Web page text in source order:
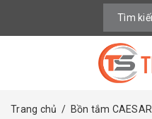
Trang chủ / Bồn tắm CAESAR